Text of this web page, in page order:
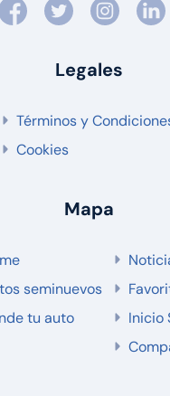
Legales
Términos y
Cookies
Mapa
seminuevos
tu auto
Inicio